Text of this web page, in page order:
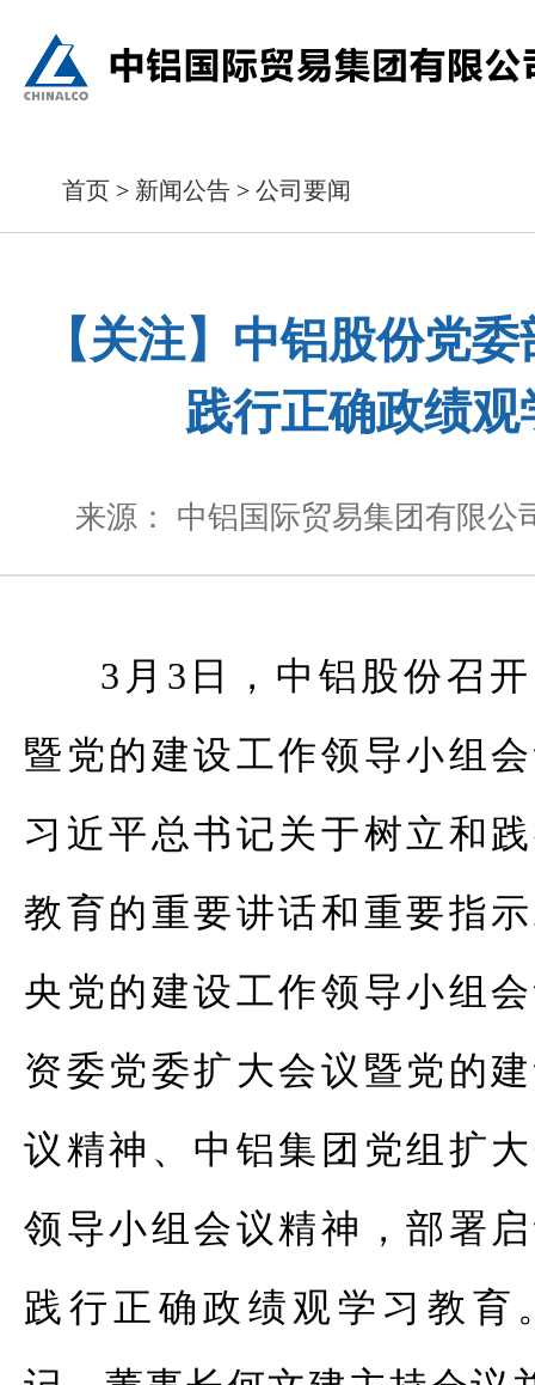
首页 > 新闻公告 > 公司要闻
【关注】中铝股份党
践行正确政绩观
来源： 中铝国际贸易集团有限公
3月3日，中铝股份召
暨党的建设工作领导小组
习近平总书记关于树立和
教育的重要讲话和重要指
央党的建设工作领导小组
资委党委扩大会议暨党的
议精神、中铝集团党组扩
领导小组会议精神，部署
践行正确政绩观学习教育